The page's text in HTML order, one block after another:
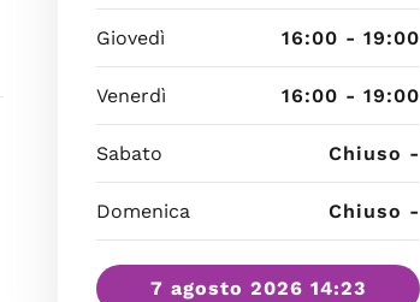
Giovedì 16:00 - 19:00
Venerdì 16:00 - 19:00
Sabato Chiuso -
Domenica Chiuso -
7 agosto 2026 14:23